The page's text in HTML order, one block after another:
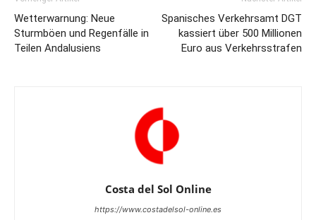
Wetterwarnung: Neue
Sturmböen und Regenfälle in
Teilen Andalusiens
Spanisches Verkehrsamt DGT
kassiert über 500 Millionen
Euro aus Verkehrsstrafen
Costa del Sol Online
https://www.costadelsol-online.es